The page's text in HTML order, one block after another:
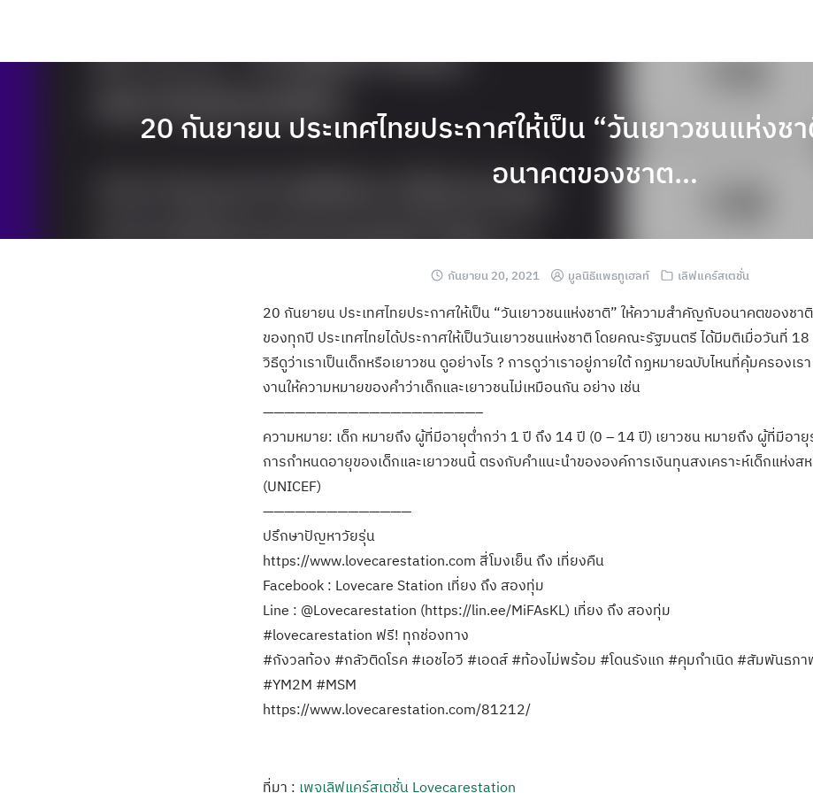
20 กันยายน ประเทศไทยประกาศให้เป็น “วันเยาวชนแห่ง
อนาคตของชาต…
กันยายน 20, 2021 มูลนิธิแพธทูเฮลท์ เลิฟแคร์สเตชั่น
20 กันยายน ประเทศไทยประกาศให้เป็น “วันเยาวชนแห่งชาติ” ให้ความสำคัญกับอนาคตของช
ของทุกปี ประเทศไทยได้ประกาศให้เป็นวันเยาวชนแห่งชาติ โดยคณะรัฐมนตรี ได้มีมติเมื่อวันที่
วิธีดูว่าเราเป็นเด็กหรือเยาวชน ดูอย่างไร ? การดูว่าเราอยู่ภายใต้ กฏหมายฉบับไหนที่คุ้มครองเร
งานให้ความหมายของคำว่าเด็กและเยาวชนไม่เหมือนกัน อย่าง เช่น
————————————————————–
ความหมาย: เด็ก หมายถึง ผู้ที่มีอายุต่ำกว่า 1 ปี ถึง 14 ปี (0 – 14 ปี) เยาวชน หมายถึง ผู้ที่มีอายุ
การกำหนดอายุของเด็กและเยาวชนนี้ ตรงกับคำแนะนำขององค์การเงินทุนสงเคราะห์เด็กแห่งส
(UNICEF)
——————————————
ปรึกษาปัญหาวัยรุ่น
https://www.lovecarestation.com สี่โมงเย็น ถึง เที่ยงคืน
Facebook : Lovecare Station เที่ยง ถึง สองทุ่ม
Line : @Lovecarestation (https://lin.ee/MiFAsKL) เที่ยง ถึง สองทุ่ม
#lovecarestation ฟรี! ทุกช่องทาง
#กังวลท้อง #กลัวติดโรค #เอชไอวี #เอดส์ #ท้องไม่พร้อม #โดนรังแก #คุมกำเนิด #สัมพันธภ
#YM2M #MSM
https://www.lovecarestation.com/81212/
ที่มา : เพจเลิฟแคร์สเตชั่น Lovecarestation